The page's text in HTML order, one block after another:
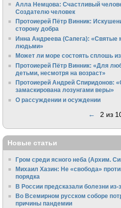
Алла Немцова: Счастливый
Создателю человек
Протоиерей Пётр Винник:
сторону добра
Инна Андреева (Сапега): «Святые
людьми»
Может ли море состоять сплошь
Протоиерей Пётр Винник: «Для
детьми, несмотря на возраст»
Протоиерей Андрей Спиридонов:
замаскирована лозунгами веры»
О рассуждении и осуждении
← 2 из
Новые статьи
Гром среди ясного неба (Архим.
Михаил Хазин: Не «свобода»
порядка
В России предсказали болезни из-
Во Всемирном русском соборе
причины пандемии